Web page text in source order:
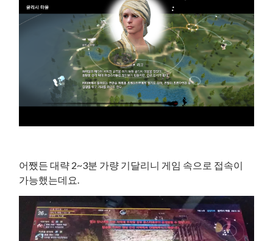
어쨌든 대략 2~3분 가량 기달리니 게임 속으로 접속이
가능했는데요.